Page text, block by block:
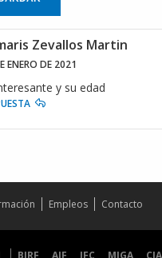
Zevallos Martin
ENERO DE 2021
y su edad
Empleos Contacto
BIRF AIF IFC MIGA